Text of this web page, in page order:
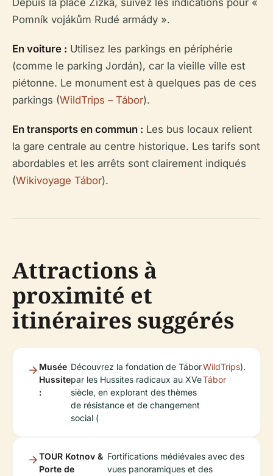
Depuis la place Žižka, suivez les indications pour «
Pomník vojákům Rudé armády ».
En voiture : Utilisez les parkings en périphérie
(comme le parking Jordán), car la vieille ville est
piétonne. Le monument est à quelques pas de ces
parkings (WildTrips – Tábor).
En transports en commun : Les bus locaux relient
la gare centrale au centre historique. Les tarifs sont
abordables et les arrêts sont clairement indiqués
(Wikivoyage Tábor).
Attractions à
proximité et
itinéraires suggérés
Musée
Hussite
:
Découvrez la fondation de Tábor
par les Hussites radicaux au XVe
siècle, en explorant des thèmes
de résistance et de changement
social (
WildTrips
Tábor
).
TOUR Kotnov &
Porte de
Fortifications médiévales avec des
vues panoramiques et des